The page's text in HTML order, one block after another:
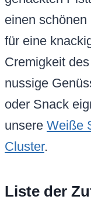
einen
für eine
Cremigkeit
nussige
oder Snack
unsere Weiße
Cluster.
Liste der